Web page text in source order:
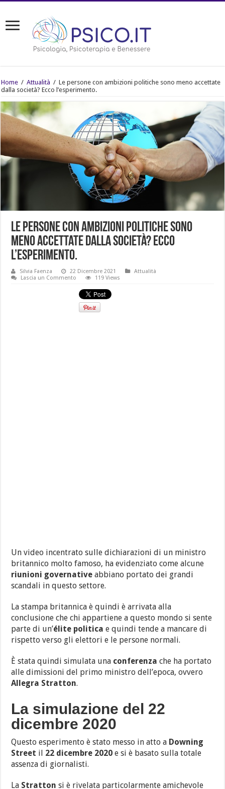
Home / Attualità / Le persone con ambizioni politiche sono meno accettate
dalla società? Ecco l’esperimento.
Le persone con ambizioni politiche sono
meno accettate dalla società? Ecco
l’esperimento.
Silvia Faenza 22 Dicembre 2021
Attualità
Lascia un Commento
119 Views
Un video incentrato sulle dichiarazioni di un ministro
britannico molto famoso, ha evidenziato come alcune
riunioni governativeabbiano portato dei grandi
scandali in questo settore.
La stampa britannica è quindi è arrivata alla
conclusione che chi appartiene a questo mondo si sente
parte di un’élite politica e quindi tende a mancare di
rispetto verso gli elettori e le persone normali.
È stata quindi simulata una conferenza che ha portato
alle dimissioni del primo ministro dell’epoca, ovvero
Allegra Stratton.
La simulazione del 22
dicembre 2020
Questo esperimento è stato messo in atto a Downing
Street il 22 dicembre 2020e si è basato sulla totale
assenza di giornalisti.
La Stratton si è rivelata particolarmente amichevole